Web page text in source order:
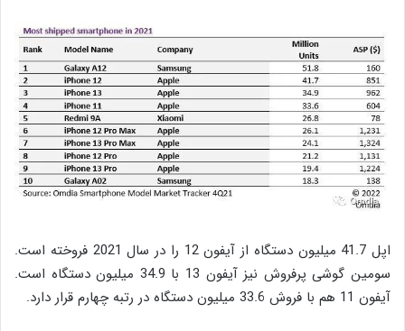
اپل 41.7 میلیون دستگاه از آیفون 12 را در سال 2021 فروخته است.
سومین گوشی پرفروش نیز آیفون 13 با 34.9 میلیون دستگاه است.
آیفون 11 هم با فروش 33.6 میلیون دستگاه در رتبه چهارم قرار دارد.